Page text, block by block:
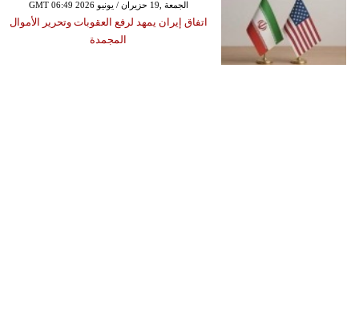
GMT 06:49 2026 الجمعة ,19 حزيران / يونيو
اتفاق إيران يمهد لرفع العقوبات وتحرير الأموال
المجمدة